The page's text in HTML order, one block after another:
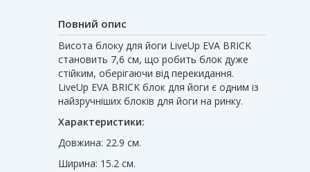
Повний опис
Висота блоку для йоги LiveUp EVA BRICK
становить 7,6 см, що робить блок дуже
стійким, оберігаючи від перекидання.
LiveUp EVA BRICK блок для йоги є одним із
найзручніших блоків для йоги на ринку.
Характеристики:
Довжина: 22.9 см.
Ширина: 15.2 см.